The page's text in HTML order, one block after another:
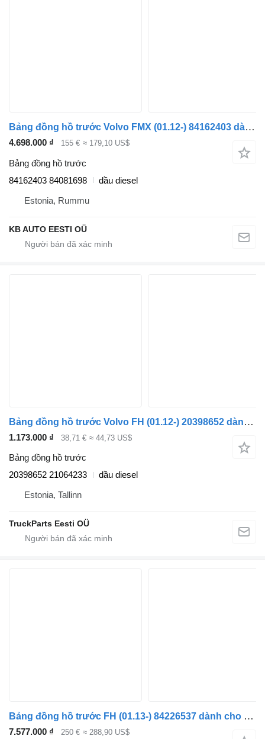
Bảng đồng hồ trước Volvo FMX (01.12-) 84162403 dành cho xe tải Volvo FM7-FM12, FM, FMX (1998-2014)
4.698.000 ₫ 155 € ≈ 179,10 US$
Bảng đồng hồ trước
84162403 84081698
dầu diesel
Estonia, Rummu
KB AUTO EESTI OÜ
Bảng đồng hồ trước Volvo FH (01.12-) 20398652 dành cho xe tải Volvo FH, FM, FMX-4 series (2013-)
1.173.000 ₫ 38,71 € ≈ 44,73 US$
Bảng đồng hồ trước
20398652 21064233
dầu diesel
Estonia, Tallinn
TruckParts Eesti OÜ
Bảng đồng hồ trước FH (01.13-) 84226537 dành cho xe tải Volvo FH, FM, FMX-4 series (2013-)
7.577.000 ₫ 250 € ≈ 288,90 US$